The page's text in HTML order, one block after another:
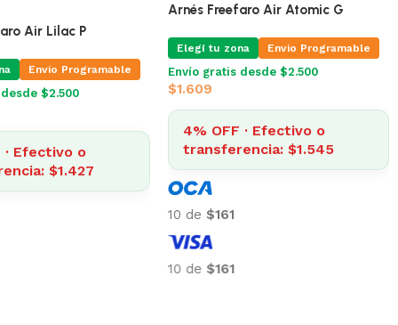
$2.500
· Efectivo o
$1.459
Elegí tu zona Envio Programable
Envío gratis desde $2.500
$1.486
4% OFF · Efectivo o
transferencia: $1.427
10 de$149